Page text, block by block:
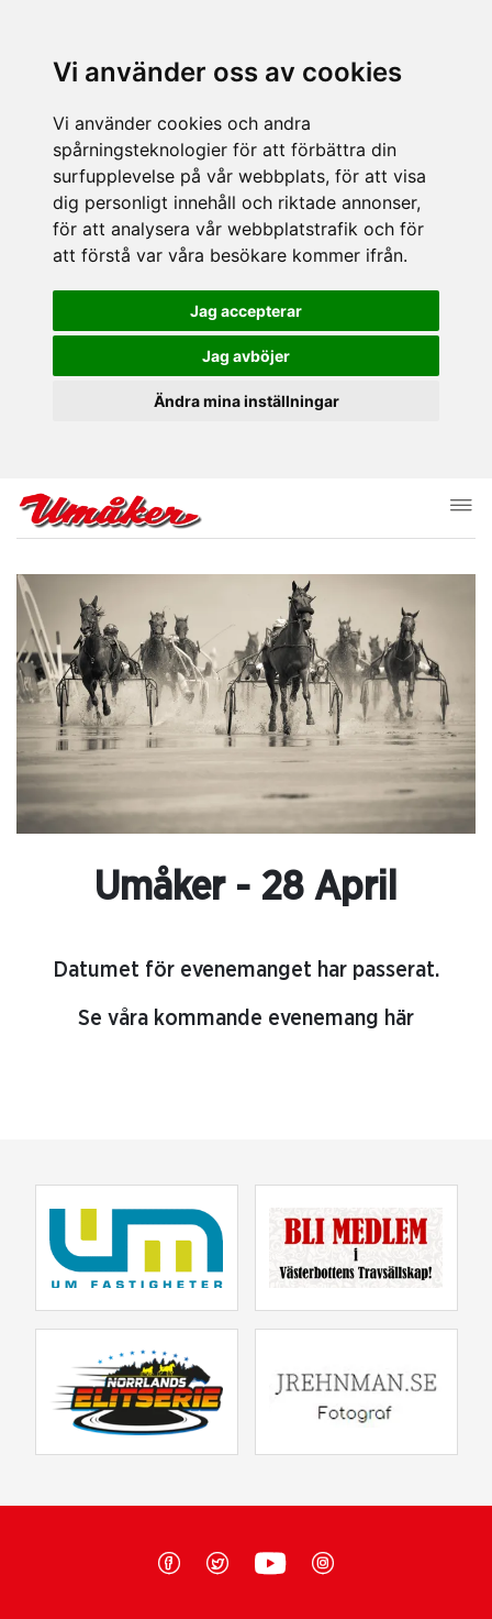
Vi använder oss av cookies
Vi använder cookies och andra
spårningsteknologier för att förbättra din
surfupplevelse på vår webbplats, för att visa
dig personligt innehåll och riktade annonser,
för att analysera vår webbplatstrafik och för
att förstå var våra besökare kommer ifrån.
Jag accepterar
Jag avböjer
Ändra mina inställningar
Umåker - 28 April
Datumet för evenemanget har passerat.
Se våra kommande evenemang här